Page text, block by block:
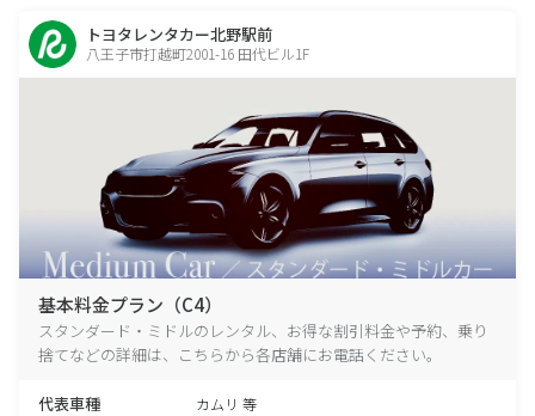
トヨタレンタカー北野駅前
八王子市打越町2001-16 田代ビル1F
基本料金プラン（C4）
スタンダード・ミドルのレンタル、お得な割引料金や予約、乗り
捨てなどの詳細は、こちらから各店舗にお電話ください。
代表車種 カムリ 等